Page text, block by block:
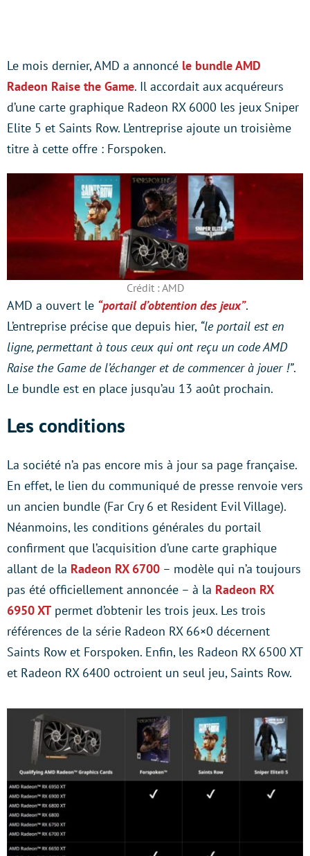
Le mois dernier, AMD a annoncé le bundle AMD
Radeon Raise the Game. Il accordait aux acquéreurs
d’une carte graphique Radeon RX 6000 les jeux Sniper
Elite 5 et Saints Row. L’entreprise ajoute un troisième
titre à cette offre : Forspoken.
Crédit : AMD
AMD a ouvert le “portail d’obtention des jeux”.
L’entreprise précise que depuis hier, “le portail est en
ligne, permettant à tous ceux qui ont reçu un code AMD
Raise the Game de l’échanger et de commencer à jouer !”.
Le bundle est en place jusqu’au 13 août prochain.
Les conditions
La société n’a pas encore mis à jour sa page française.
En effet, le lien du communiqué de presse renvoie vers
un ancien bundle (Far Cry 6 et Resident Evil Village).
Néanmoins, les conditions générales du portail
confirment que l’acquisition d’une carte graphique
allant de la Radeon RX 6700 – modèle qui n’a toujours
pas été officiellement annoncée – à la Radeon RX
6950 XT permet d’obtenir les trois jeux. Les trois
références de la série Radeon RX 66×0 décernent
Saints Row et Forspoken. Enfin, les Radeon RX 6500 XT
et Radeon RX 6400 octroient un seul jeu, Saints Row.